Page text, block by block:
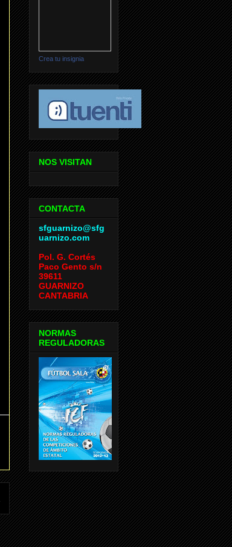
Crea tu insignia
NOS VISITAN
CONTACTA
sfguarnizo@sfg
uarnizo.com
Pol. G. Cortés
Paco Gento s/n
39611
GUARNIZO
CANTABRIA
NORMAS
REGULADORAS